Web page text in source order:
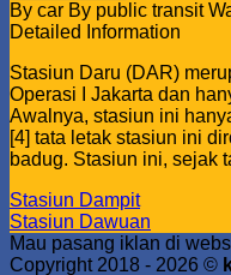
By car By public transit
Detailed Information
Stasiun Daru (DAR)
Operasi I Jakarta dan
Awalnya, stasiun ini
[4] tata letak stasiun ini
badug. Stasiun ini, sejak
Stasiun Dampit
Stasiun Dawuan
Mau pasang iklan di
Copyright 2018 - 2026 ©